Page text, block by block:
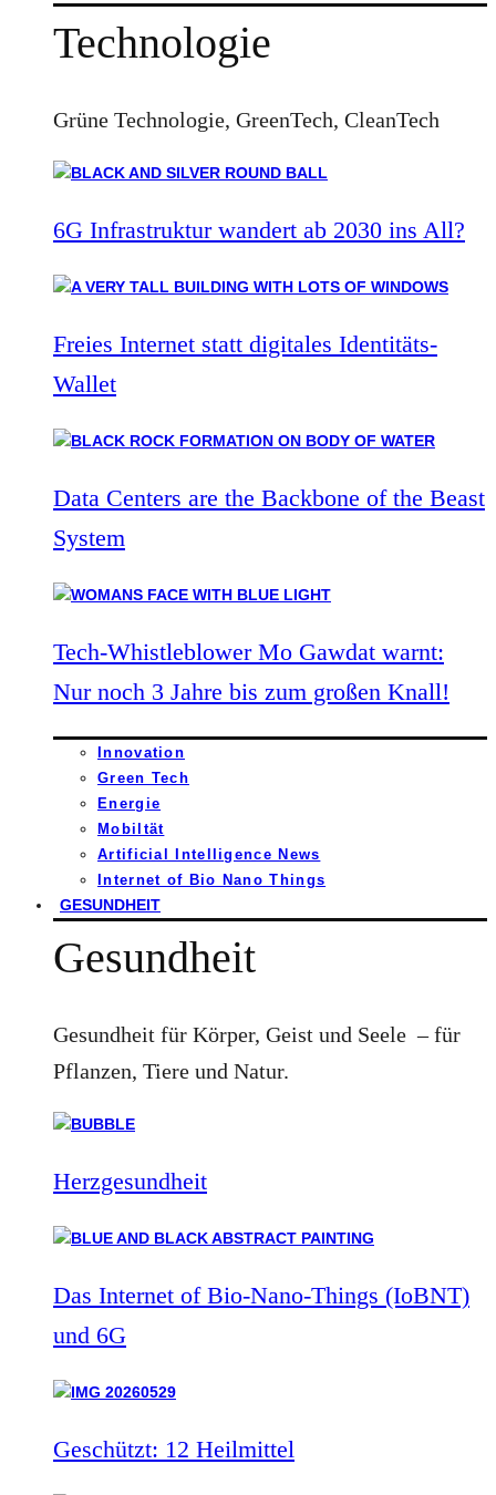
Technologie
Grüne Technologie, GreenTech, CleanTech
6G Infrastruktur wandert ab 2030 ins All?
Freies Internet statt digitales Identitäts-
Wallet
Data Centers are the Backbone of the Beast
System
Tech-Whistleblower Mo Gawdat warnt:
Nur noch 3 Jahre bis zum großen Knall!
Innovation
Green Tech
Energie
Mobiltät
Artificial Intelligence News
Internet of Bio Nano Things
GESUNDHEIT
Gesundheit
Gesundheit für Körper, Geist und Seele – für
Pflanzen, Tiere und Natur.
Herzgesundheit
Das Internet of Bio-Nano-Things (IoBNT)
und 6G
Geschützt: 12 Heilmittel